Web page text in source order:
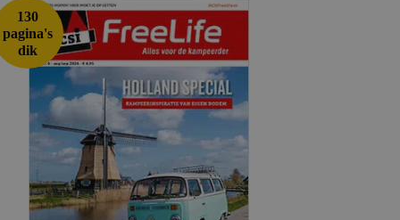
130
pagina's
dik